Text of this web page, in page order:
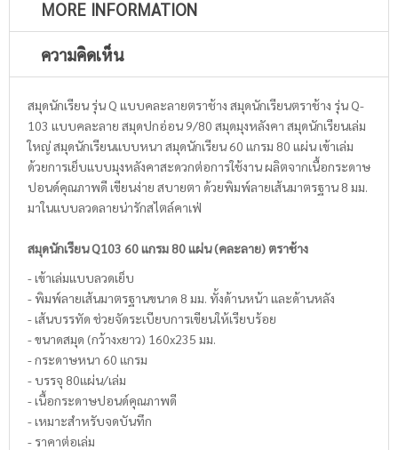
MORE INFORMATION
ความคิดเห็น
สมุดนักเรียน รุ่น Q แบบคละลายตราช้าง สมุดนักเรียนตราช้าง รุ่น Q-
103 แบบคละลาย สมุดปกอ่อน 9/80 สมุดมุงหลังคา สมุดนักเรียนเล่ม
ใหญ่ สมุดนักเรียนแบบหนา สมุดนักเรียน 60 แกรม 80 แผ่น เข้าเล่ม
ด้วยการเย็บแบบมุงหลังคาสะดวกต่อการใช้งาน ผลิตจากเนื้อกระดาษ
ปอนด์คุณภาพดี เขียนง่าย สบายตา ด้วยพิมพ์ลายเส้นมาตรฐาน 8 มม.
มาในแบบลวดลายน่ารักสไตล์คาเฟ่
สมุดนักเรียน Q103 60 แกรม 80 แผ่น (คละลาย) ตราช้าง
- เข้าเล่มแบบลวดเย็บ
- พิมพ์ลายเส้นมาตรฐานขนาด 8 มม. ทั้งด้านหน้า และด้านหลัง
- เส้นบรรทัด ช่วยจัดระเบียบการเขียนให้เรียบร้อย
- ขนาดสมุด (กว้างxยาว) 160x235 มม.
- กระดาษหนา 60 แกรม
- บรรจุ 80แผ่น/เล่ม
- เนื้อกระดาษปอนด์คุณภาพดี
- เหมาะสำหรับจดบันทึก
- ราคาต่อเล่ม